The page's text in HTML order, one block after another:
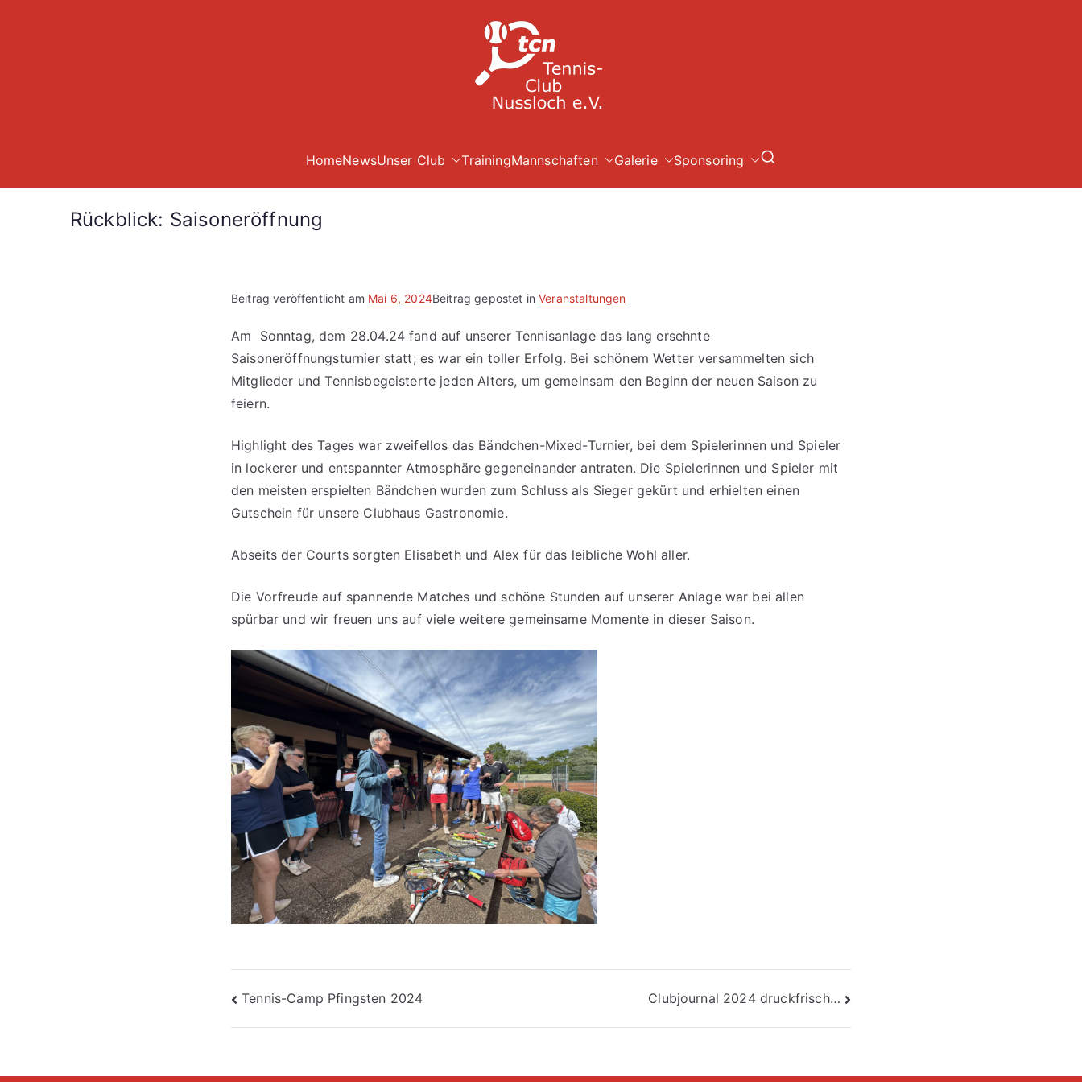
HomeNewsUnser Club TrainingMannschaften Galerie Sponsoring
Rückblick: Saisoneröffnung
Beitrag veröffentlicht am Mai 6, 2024Beitrag gepostet inVeranstaltungen
Am Sonntag, dem 28.04.24 fand auf unserer Tennisanlage das lang ersehnte
Saisoneröffnungsturnier statt; es war ein toller Erfolg. Bei schönem Wetter versammelten sich
Mitglieder und Tennisbegeisterte jeden Alters, um gemeinsam den Beginn der neuen Saison zu
feiern.
Highlight des Tages war zweifellos das Bändchen-Mixed-Turnier, bei dem Spielerinnen und Spieler
in lockerer und entspannter Atmosphäre gegeneinander antraten. Die Spielerinnen und Spieler mit
den meisten erspielten Bändchen wurden zum Schluss als Sieger gekürt und erhielten einen
Gutschein für unsere Clubhaus Gastronomie.
Abseits der Courts sorgten Elisabeth und Alex für das leibliche Wohl aller.
Die Vorfreude auf spannende Matches und schöne Stunden auf unserer Anlage war bei allen
spürbar und wir freuen uns auf viele weitere gemeinsame Momente in dieser Saison.
Beitragsnavigation
Tennis-Camp Pfingsten 2024 Clubjournal 2024 druckfrisch…